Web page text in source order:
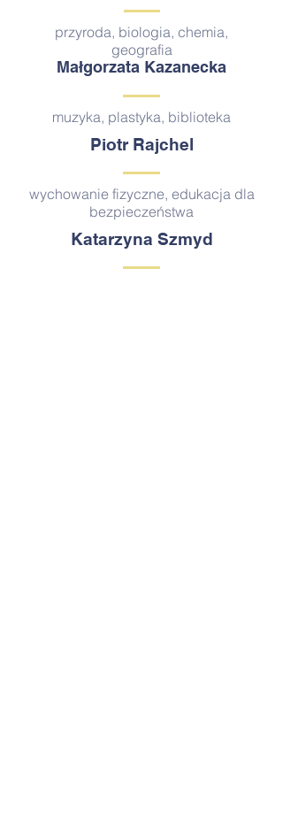
przyroda, biologia, chemia,
geografia
Małgorzata Kazanecka
muzyka, plastyka, biblioteka
Piotr Rajchel
wychowanie fizyczne, edukacja dla
bezpieczeństwa
Katarzyna Szmyd